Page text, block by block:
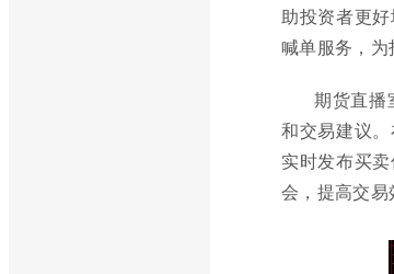
助投资者更
喊单服务，为
期货直播
和交易建议
实时发布买
会，提高交易